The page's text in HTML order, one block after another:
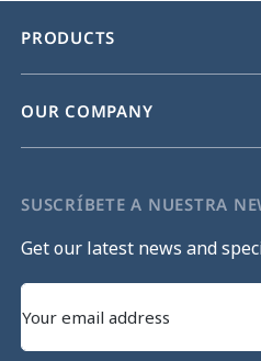
PRODUCTS
OUR COMPANY
SUSCRÍBETE A NUESTRA
Get our latest news and